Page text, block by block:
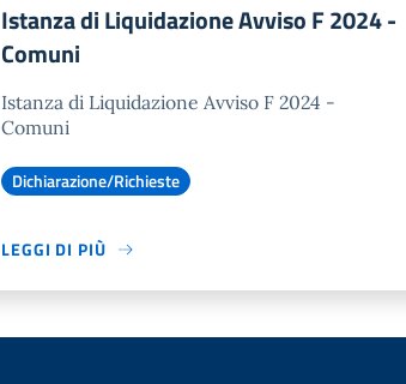
Istanza di Liquidazione Avviso F 2024 -
Comuni
Istanza di Liquidazione Avviso F 2024 -
Comuni
Dichiarazione/Richieste
LEGGI DI PIÙ